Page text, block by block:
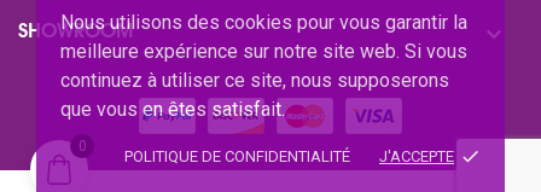
Nous utilisons des cookies pour vous garantir la
meilleure expérience sur notre site web. Si vous
continuez à utiliser ce site, nous supposerons
que vous en êtes satisfait.
POLITIQUE DE CONFIDENTIALITÉ J'ACCEPTE done
SHOWROOM 
0